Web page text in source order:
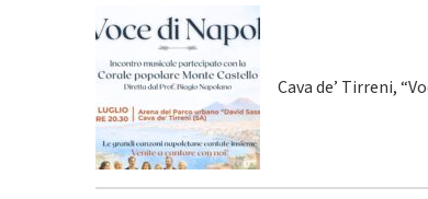
Cava de’ Tirreni,